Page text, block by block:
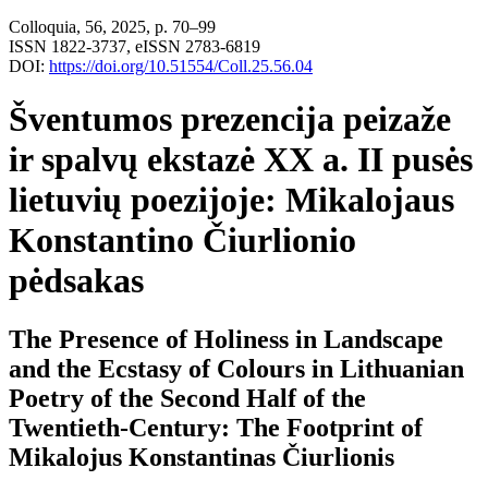
Colloquia, 56, 2025, p. 70–99
ISSN 1822-3737, eISSN 2783-6819
DOI: https://doi.org/10.51554/Coll.25.56.04
Šventumos prezencija peizaže
ir spalvų ekstazė XX a. II pusės
lietuvių poezijoje: Mikalojaus
Konstantino Čiurlionio
pėdsakas
The Presence of Holiness in Landscape
and the Ecstasy of Colours in Lithuanian
Poetry of the Second Half of the
Twentieth-Century: The Footprint of
Mikalojus Konstantinas Čiurlionis